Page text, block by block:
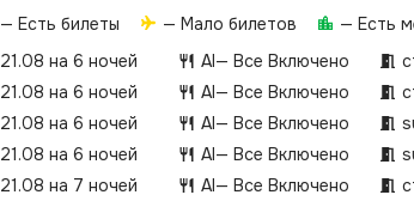
от центра города
находится
деревьев.
— Есть билеты — Мало билетов — Есть
21.08 на 6 ночей
AI— Все Включено
21.08 на 6 ночей
AI— Все Включено
21.08 на 6 ночей
AI— Все Включено
21.08 на 6 ночей
AI— Все Включено
21.08 на 7 ночей
AI— Все Включено